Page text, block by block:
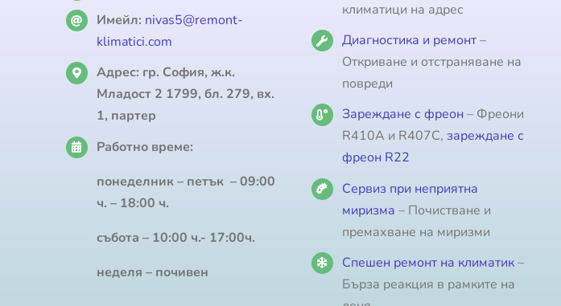
Имейл: nivas5@remont-
klimatici.com
Адрес: гр. София, ж.к.
Младост 2 1799, бл. 279, вх.
1, партер
Работно време:
понеделник – петък – 09:00
ч. – 18:00 ч.
събота – 10:00 ч.- 17:00ч.
неделя – почивен
климатици на адрес
Диагностика и ремонт–
Откриване и отстраняване на
повреди
Зареждане с фреон – Фреони
R410A и R407C, зареждане с
фреон R22
Сервиз при неприятна
миризма – Почистване и
премахване на миризми
Спешен ремонт на климатик–
Бърза реакция в рамките на